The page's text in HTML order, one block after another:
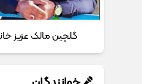
گلچین مالک عزیز